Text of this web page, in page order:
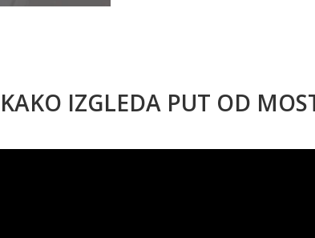
IZGLEDA PUT OD